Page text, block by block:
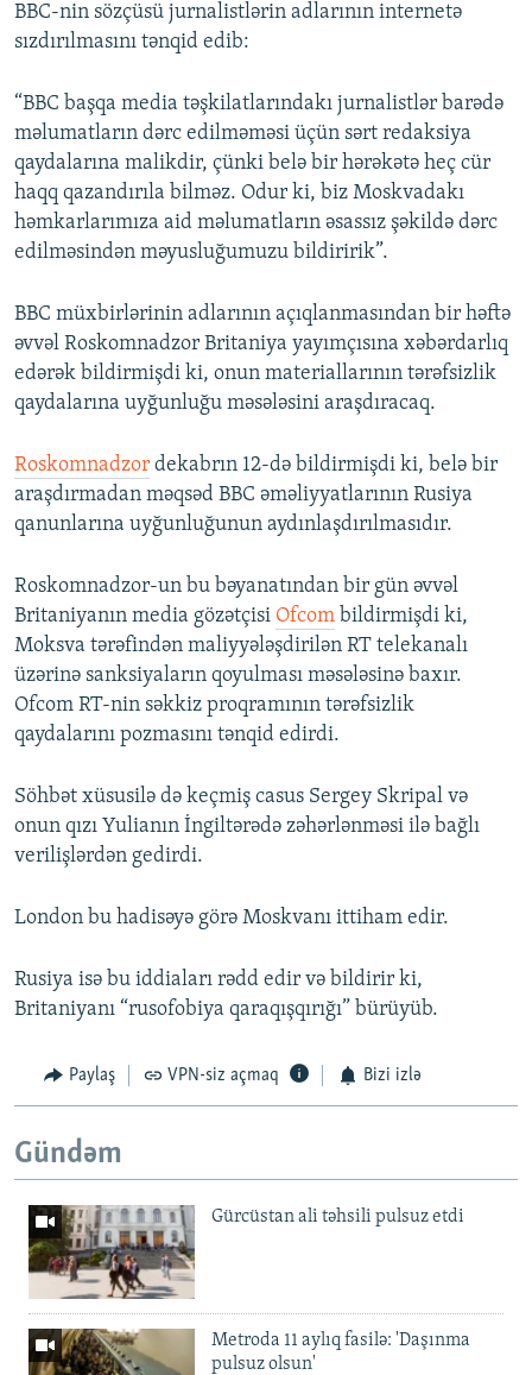
BBC-nin sözçüsü jurnalistlərin adlarının internetə
sızdırılmasını tənqid edib:
“BBC başqa media təşkilatlarındakı jurnalistlər barədə
məlumatların dərc edilməməsi üçün sərt redaksiya
qaydalarına malikdir, çünki belə bir hərəkətə heç cür
haqq qazandırıla bilməz. Odur ki, biz Moskvadakı
həmkarlarımıza aid məlumatların əsassız şəkildə dərc
edilməsindən məyusluğumuzu bildiririk”.
BBC müxbirlərinin adlarının açıqlanmasından bir həftə
əvvəl Roskomnadzor Britaniya yayımçısına xəbərdarlıq
edərək bildirmişdi ki, onun materiallarının tərəfsizlik
qaydalarına uyğunluğu məsələsini araşdıracaq.
Roskomnadzor dekabrın 12-də bildirmişdi ki, belə bir
araşdırmadan məqsəd BBC əməliyyatlarının Rusiya
qanunlarına uyğunluğunun aydınlaşdırılmasıdır.
Roskomnadzor-un bu bəyanatından bir gün əvvəl
Britaniyanın media gözətçisi Ofcom bildirmişdi ki,
Moksva tərəfindən maliyyələşdirilən RT telekanalı
üzərinə sanksiyaların qoyulması məsələsinə baxır.
Ofcom RT-nin səkkiz proqramının tərəfsizlik
qaydalarını pozmasını tənqid edirdi.
Söhbət xüsusilə də keçmiş casus Sergey Skripal və
onun qızı Yulianın İngiltərədə zəhərlənməsi ilə bağlı
verilişlərdən gedirdi.
London bu hadisəyə görə Moskvanı ittiham edir.
Rusiya isə bu iddiaları rədd edir və bildirir ki,
Britaniyanı “rusofobiya qaraqışqırığı” bürüyüb.
Paylaş VPN-siz açmaq Bizi izlə
Gündəm
Gürcüstan ali təhsili pulsuz etdi
Metroda 11 aylıq fasilə: 'Daşınma
pulsuz olsun'